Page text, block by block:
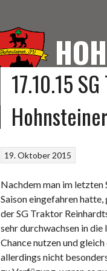
START FUSSBALL KEGELN
17.10.15
19. Oktober 2015
Nachdem man im letzten
Saison eingefahren
der SG Traktor
sehr durchwachsen in
Chance nutzen und
allerdings nicht